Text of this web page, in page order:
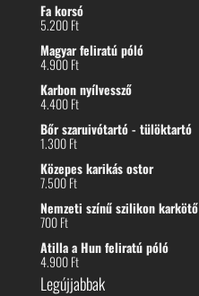
Fa korsó
5.200Ft
Magyar feliratú póló
4.900Ft
Karbon nyílvessző
4.400Ft
Bőr szaruivótartó - tülöktartó
1.300Ft
Közepes karikás ostor
7.500Ft
Nemzeti színű szilikon karkötő
700Ft
Atilla a Hun feliratú póló
4.900Ft
Legújjabbak